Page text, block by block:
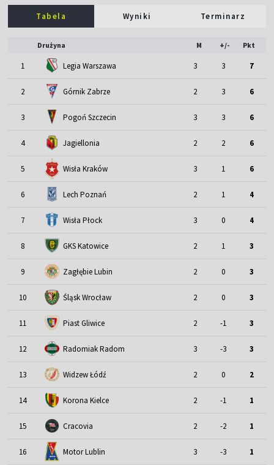
Tabela Wyniki Terminarz
Drużyna M +/- Pkt
1 Legia Warszawa 3 3 7
2 Górnik Zabrze 2 3 6
3 Pogoń Szczecin 3 3 6
4 Jagiellonia 2 2 6
5 Wisła Kraków 3 1 6
6 Lech Poznań 2 1 4
7 Wisła Płock 3 0 4
8 GKS Katowice 2 1 3
9 Zagłębie Lubin 2 0 3
10 Śląsk Wrocław 2 0 3
11 Piast Gliwice 2 -1 3
12 Radomiak Radom 3 -3 3
13 Widzew Łódź 2 0 2
14 Korona Kielce 2 -1 1
15 Cracovia 2 -2 1
16 Motor Lublin 3 -3 1